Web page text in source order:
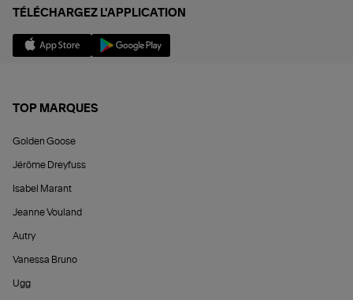
TÉLÉCHARGEZ L'APPLICATION
TOP MARQUES
Golden Goose
Jérôme Dreyfuss
Isabel Marant
Jeanne Vouland
Autry
Vanessa Bruno
Ugg